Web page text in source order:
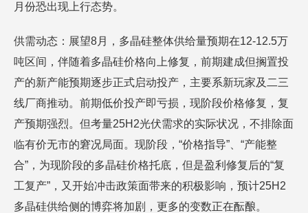
月份恐出现上行态势。
供需动态：展望8月，多晶硅整体供给量预期在12-12.5万
吨区间，伴随着多晶硅价格向上修复，前期建成但搁置投
产的新产能预期逐步正式启动投产，主要系新玩家及二三
线厂商推动。前期低价投产即亏损，现阶段价格修复，复
产预期强烈。但考量25H2光伏需求的实际状况，不排除面
临有价无市的窘况局面。现阶段，“价格指导”、“产能整
合”，为现阶段的多晶硅价格托底，但是盈利修复后的“复
工复产”，又开始冲击政策面带来的积极影响，预计25H2
多晶硅供给侧的博弈将加剧，更多的变数正在酝酿。